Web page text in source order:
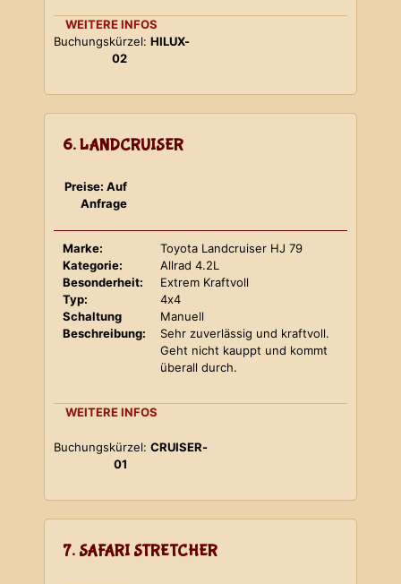
WEITERE INFOS
Buchungskürzel: HILUX-
02
6. LANDCRUISER
Preise: Auf
Anfrage
Marke:
Toyota Landcruiser HJ 79
Kategorie:
Allrad 4.2L
Besonderheit:
Extrem Kraftvoll
Typ:
4x4
Schaltung
Manuell
Beschreibung:
Sehr zuverlässig und kraftvoll.
Geht nicht kauppt und kommt
überall durch.
WEITERE INFOS
Buchungskürzel: CRUISER-
01
7. SAFARI STRETCHER